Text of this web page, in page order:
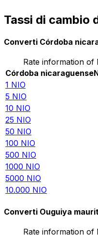
Tassi di cambio
Converti Córdoba
Rate information of
Córdoba nicaraguense
1 NIO
5 NIO
10 NIO
25 NIO
50 NIO
100 NIO
500 NIO
1000 NIO
5000 NIO
10.000 NIO
Converti Ouguiya
Rate information of